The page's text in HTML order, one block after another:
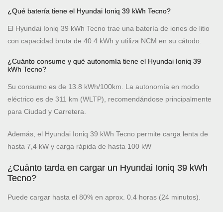
¿Qué batería tiene el Hyundai Ioniq 39 kWh Tecno?
El Hyundai Ioniq 39 kWh Tecno trae una batería de iones de litio
con capacidad bruta de 40.4 kWh y utiliza NCM en su cátodo.
¿Cuánto consume y qué autonomía tiene el Hyundai Ioniq 39
kWh Tecno?
Su consumo es de 13.8 kWh/100km. La autonomía en modo
eléctrico es de 311 km (WLTP), recomendándose principalmente
para Ciudad y Carretera.
Además, el Hyundai Ioniq 39 kWh Tecno permite carga lenta de
hasta 7,4 kW y carga rápida de hasta 100 kW
¿Cuánto tarda en cargar un Hyundai Ioniq 39 kWh
Tecno?
Puede cargar hasta el 80% en aprox. 0.4 horas (24 minutos).